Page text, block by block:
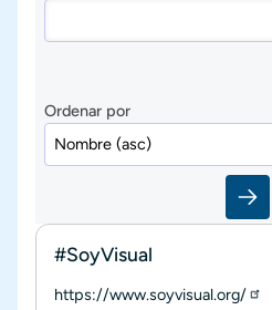
Ordenar por
#SoyVisual
https://www.soyvisual.org/